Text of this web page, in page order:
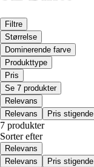
Filtre
Størrelse
Dominerende farve
Produkttype
Pris
Se 7 produkter
Relevans
Relevans
Pris stigende
7 produkter
Sorter efter
Relevans
Relevans
Pris stigende